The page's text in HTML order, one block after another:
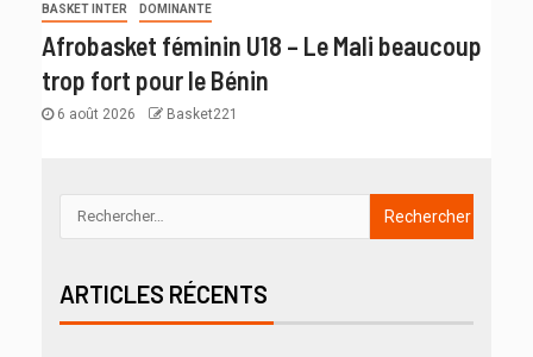
BASKET INTER DOMINANTE
Afrobasket féminin U18 – Le Mali beaucoup
trop fort pour le Bénin
6 août 2026 Basket221
ARTICLES RÉCENTS